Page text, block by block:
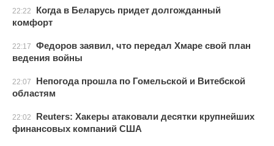
22:22
Когда в Беларусь придет долгожданный
комфорт
22:17
Федоров заявил, что передал Хмаре свой план
ведения войны
22:07
Непогода прошла по Гомельской и Витебской
областям
22:02
Reuters: Хакеры атаковали десятки крупнейших
финансовых компаний США